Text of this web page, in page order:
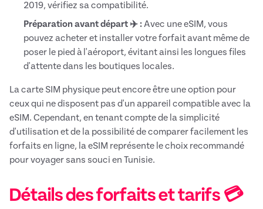
2019, vérifiez sa compatibilité.
Préparation avant départ ✈️ :Avec une eSIM, vous
pouvez acheter et installer votre forfait avant même de
poser le pied à l'aéroport, évitant ainsi les longues files
d'attente dans les boutiques locales.
La carte SIM physique peut encore être une option pour
ceux qui ne disposent pas d'un appareil compatible avec la
eSIM. Cependant, en tenant compte de la simplicité
d'utilisation et de la possibilité de comparer facilement les
forfaits en ligne, la eSIM représente le choix recommandé
pour voyager sans souci en Tunisie.
Détails des forfaits et tarifs 💳